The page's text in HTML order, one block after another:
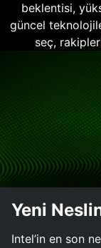
beklentisi,
güncel
seç,
Yeni
Intel’in en son